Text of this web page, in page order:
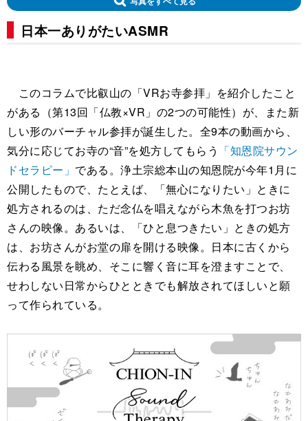
日本一ありがたいASMR
このコラムで比叡山の「VRお寺参拝」を紹介したこと
がある（第13回「仏教×VR」の2つの可能性）が、また新
しい形のバーチャル参拝が誕生した。全9本の動画から、
気分に応じてお寺の“音”を処方してもらう 「知恩院サウン
ドセラピー」 である。浄土宗総本山の知恩院が今年1月に
公開したもので、たとえば、「無心になりたい」ときに
処方されるのは、ただ念仏を唱えながら木魚を打つお坊
さんの映像。あるいは、「ひと息つきたい」ときの処方
は、お坊さんがお堂の扉を開ける映像。日本に古くから
伝わる風景を眺め、そこに響く音に耳を澄ますことで、
せわしない日常からひとときでも解放されてほしいと願
って作られている。